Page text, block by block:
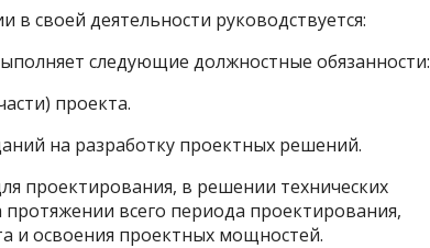
своей деятельности руководствуется:
следующие должностные обязанности:
проекта.
на разработку проектных решений.
проектирования, в решении технических
всего периода проектирования,
и освоения проектных мощностей.